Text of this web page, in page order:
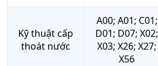
Kỹ thuật cấp
thoát nước
A00; A01; C01;
D01; D07; X02;
X03; X26; X27;
X56